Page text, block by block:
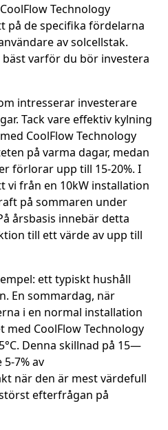
Technology
på de specifika fördelarna
av solcellstak.
varför du bör investera
intresserar investerare
Tack vare effektiv kylning
CoolFlow Technology
på varma dagar, medan
förlorar upp till 15-20%. I
vi från en 10kW installation
på sommaren under
årsbasis innebär detta
till ett värde av upp till
ett typiskt hushåll
En sommardag, när
i en normal installation
med CoolFlow Technology
Denna skillnad på 15—
7% av
när den är mest värdefull
efterfrågan på